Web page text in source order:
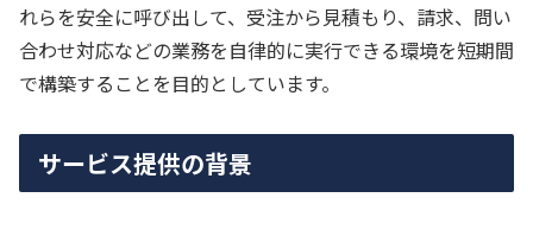
れらを安全に呼び出して、受注から見積もり、請求、問い
合わせ対応などの業務を自律的に実行できる環境を短期間
で構築することを目的としています。
サービス提供の背景